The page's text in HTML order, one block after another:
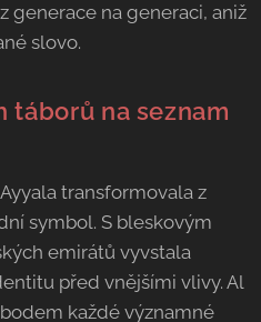
generace na generaci, aniž
slovo.
táborů na seznam
transformovala z
symbol. S bleskovým
emirátů vyvstala
před vnějšími vlivy. Al
každé významné